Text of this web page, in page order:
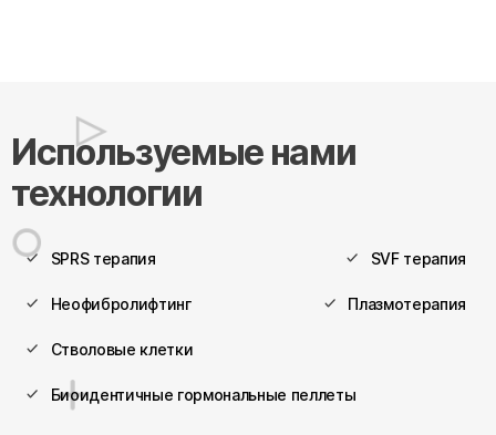
Используемые нами
технологии
SPRS терапия SVF терапия
Неофибролифтинг Плазмотерапия
Стволовые клетки
Биоидентичные гормональные пеллеты